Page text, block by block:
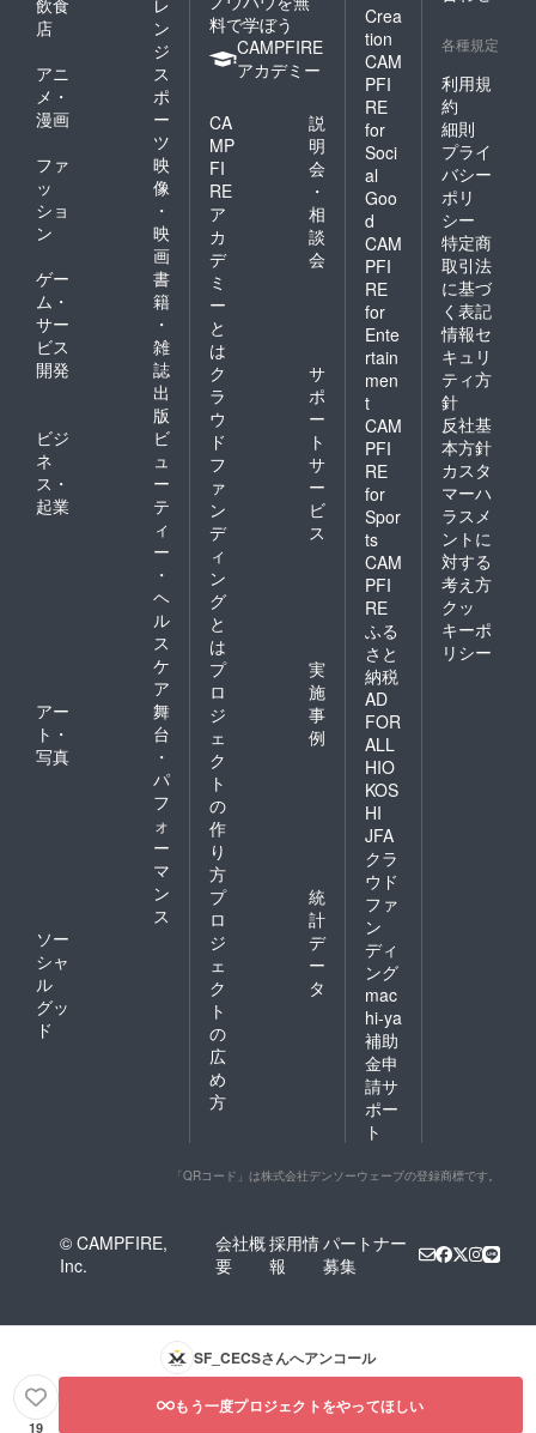
飲食
店
レ
ン
ジ
アニ
メ・
漫画
ス
ポ
ー
ツ
ファ
ッ
ショ
ン
映
像
・
映
画
ゲー
ム・
サー
ビス
開発
書
籍
・
雑
誌
出
版
ビジ
ネ
ス・
起業
ビ
ュ
ー
テ
ィ
ー
・
ヘ
ル
ス
ケ
ア
アー
ト・
写真
舞
台
・
パ
フ
ォ
ー
マ
ン
ス
ソー
シャ
ル
グッ
ド
料で学ぼう
CAMPFIRE
アカデミー
CA
MP
FI
RE
ア
カ
デ
ミ
ー
と
は
説
明
会
・
相
談
会
ク
ラ
ウ
ド
フ
ァ
ン
デ
ィ
ン
グ
と
は
サ
ポ
ー
ト
サ
ー
ビ
ス
プ
ロ
ジ
ェ
ク
ト
の
作
り
方
実
施
事
例
プ
ロ
ジ
ェ
ク
ト
の
広
め
方
統
計
デ
ー
タ
Crea
tion
CAM
PFI
RE
for
Soci
al
Goo
d
CAM
PFI
RE
for
Ente
rtain
men
t
CAM
PFI
RE
for
Spor
ts
CAM
PFI
RE
ふる
さと
納税
AD
FOR
ALL
HIO
KOS
HI
JFA
クラ
ウド
ファ
ン
ディ
ング
mac
hi-ya
補助
金申
請サ
ポー
ト
各種規定
利用規
約
細則
プライ
バシー
ポリ
シー
特定商
取引法
に基づ
く表記
情報セ
キュリ
ティ方
針
反社基
本方針
カスタ
マーハ
ラスメ
ントに
対する
考え方
クッ
キーポ
リシー
「QRコード」は株式会社デンソーウェーブの登録商標です。
© CAMPFIRE,
Inc.
会社概
要
採用情
報
パートナー
募集
SF_CECSさんへアンコール
19
もう一度プロジェクトをやってほしい